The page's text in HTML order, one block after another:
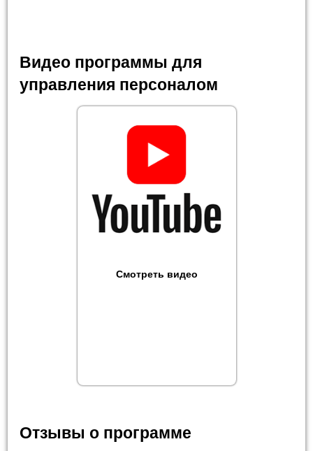
Видео программы для
управления персоналом
Смотреть видео
Отзывы о программе